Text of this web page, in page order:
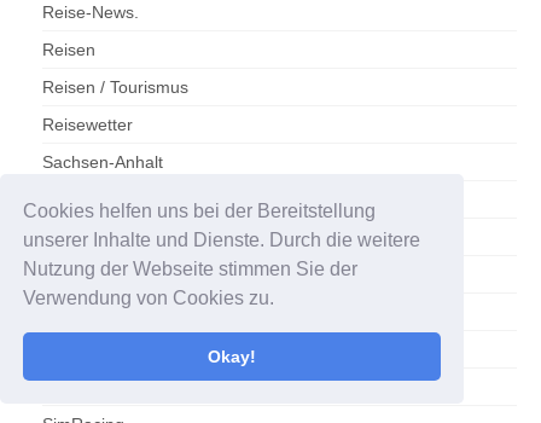
Cookies helfen uns bei der Bereitstellung
unserer Inhalte und Dienste. Durch die weitere
Nutzung der Webseite stimmen Sie der
Verwendung von Cookies zu.
Okay!
Reise-News.
Reisen
Reisen / Tourismus
Reisewetter
Sachsen-Anhalt
Sachsen-Anhalt/Gesundheit
Salzlandkreis
SC Magdeburg
Sendung verpasst?